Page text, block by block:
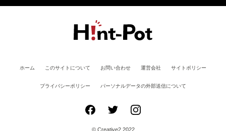
ホーム このサイトについて お問い合わせ 運営会社 サイトポリシー
プライバシーポリシー パーソナルデータの外部送信について
© Creative2 2022